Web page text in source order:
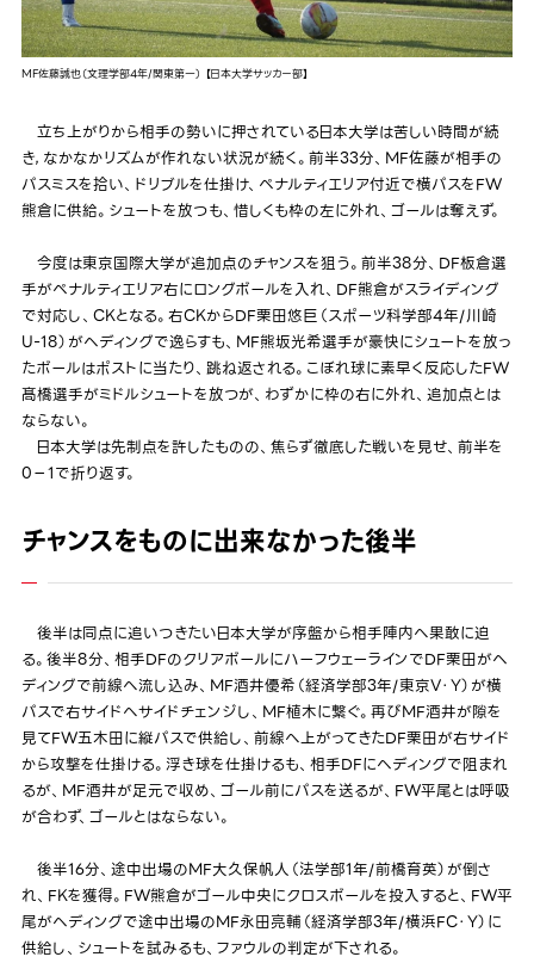
MF佐藤誠也（文理学部4年/関東第一） 【日本大学サッカー部】
立ち上がりから相手の勢いに押されている日本大学は苦しい時間が続
き，なかなかリズムが作れない状況が続く。前半33分、MF佐藤が相手の
パスミスを拾い、ドリブルを仕掛け、ペナルティエリア付近で横パスをFW
熊倉に供給。シュートを放つも、惜しくも枠の左に外れ、ゴールは奪えず。
今度は東京国際大学が追加点のチャンスを狙う。前半38分、DF板倉選
手がペナルティエリア右にロングボールを入れ、DF熊倉がスライディング
で対応し、CKとなる。右CKからDF栗田悠巨（スポーツ科学部4年/川崎
U-18）がヘディングで逸らすも、MF熊坂光希選手が豪快にシュートを放っ
たボールはポストに当たり、跳ね返される。こぼれ球に素早く反応したFW
髙橋選手がミドルシュートを放つが、わずかに枠の右に外れ、追加点とは
ならない。
日本大学は先制点を許したものの、焦らず徹底した戦いを見せ、前半を
0－1で折り返す。
チャンスをものに出来なかった後半
後半は同点に追いつきたい日本大学が序盤から相手陣内へ果敢に迫
る。後半8分、相手DFのクリアボールにハーフウェーラインでDF栗田がヘ
ディングで前線へ流し込み、MF酒井優希（経済学部3年/東京V・Y）が横
パスで右サイドへサイドチェンジし、MF植木に繋ぐ。再びMF酒井が隙を
見てFW五木田に縦パスで供給し、前線へ上がってきたDF栗田が右サイド
から攻撃を仕掛ける。浮き球を仕掛けるも、相手DFにヘディングで阻まれ
るが、MF酒井が足元で収め、ゴール前にパスを送るが、FW平尾とは呼吸
が合わず、ゴールとはならない。
後半16分、途中出場のMF大久保帆人（法学部1年/前橋育英）が倒さ
れ、FKを獲得。FW熊倉がゴール中央にクロスボールを投入すると、FW平
尾がヘディングで途中出場のMF永田亮輔（経済学部3年/横浜FC・Y）に
供給し、シュートを試みるも、ファウルの判定が下される。